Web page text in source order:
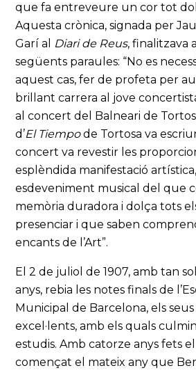
que fa entreveure un cor tot
Aquesta crònica, signada per
Garí al Diari de Reus, finalitzava
següents paraules: “No es
aquest cas, fer de profeta per
brillant carrera al jove
al concert del Balneari de
d’El Tiempode Tortosa va
concert va revestir les
esplèndida manifestació
esdeveniment musical del que
memòria duradora i dolça tots
presenciar i que saben
encants de l’Art”.
El 2 de juliol de 1907, amb tan
anys, rebia les notes finals de
Municipal de Barcelona, els
excel·lents, amb els quals
estudis. Amb catorze anys fets
començat el mateix any que